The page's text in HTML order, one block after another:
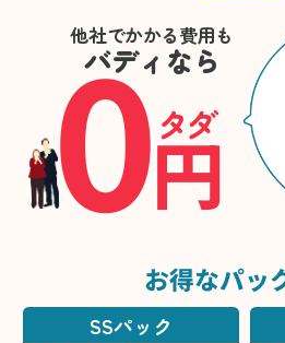
他社でかかる費用も
バディなら
0円
タダ
お得なパッ
SSパック